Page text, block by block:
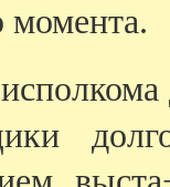
момента.